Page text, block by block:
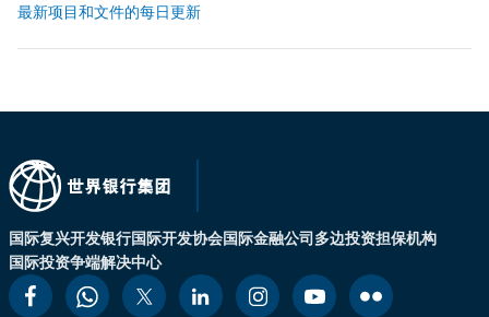
最新项目和文件的每日更新
国际复兴开发银行国际开发协会国际金融公司多边投资担保机构
国际投资争端解决中心